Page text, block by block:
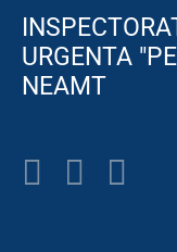
URGENTA
NEAMT